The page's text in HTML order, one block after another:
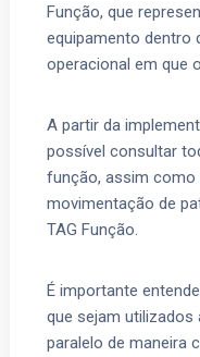
Função, que
equipamento dentro
operacional em que
A partir da
possível consultar
função, assim
movimentação de
TAG Função.
É importante
que sejam
paralelo de maneira